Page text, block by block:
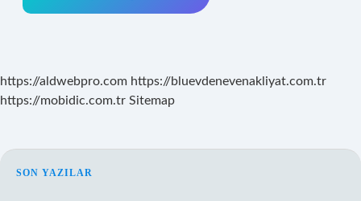
https://aldwebpro.com https://bluevdenevenakliyat.com.tr
https://mobidic.com.tr Sitemap
SIDEBAR
SON YAZILAR